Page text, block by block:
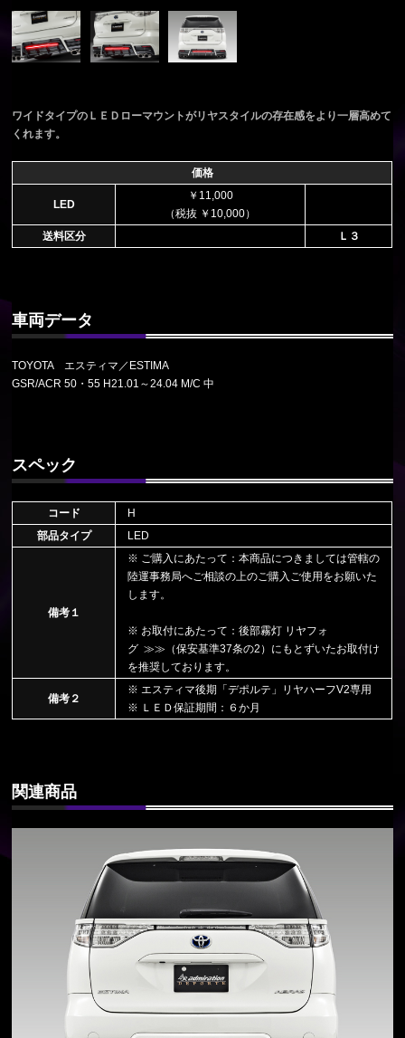
ワイドタイプのＬＥＤローマウントがリヤスタイルの存在感をより一層高めて
くれます。
価格
LED
￥11,000
（税抜 ￥10,000）
送料区分
Ｌ３
車両データ
TOYOTA エスティマ／ESTIMA
GSR/ACR 50・55 H21.01～24.04 M/C 中
スペック
コード
H
部品タイプ
LED
備考１
※ ご購入にあたって：本商品につきましては管轄の
陸運事務局へご相談の上のご購入ご使用をお願いた
します。
※ お取付にあたって：後部霧灯 リヤフォ
グ ≫≫ （保安基準37条の2） にもとずいたお取付け
を推奨しております。
備考２
※ エスティマ後期「デポルテ」リヤハーフV2専用
※ ＬＥＤ保証期間：６か月
関連商品